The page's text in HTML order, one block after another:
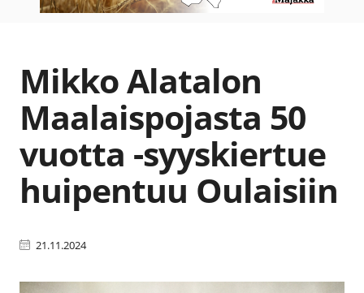
Mikko Alatalon
Maalaispojasta 50
vuotta -syyskiertue
huipentuu Oulaisiin
21.11.2024